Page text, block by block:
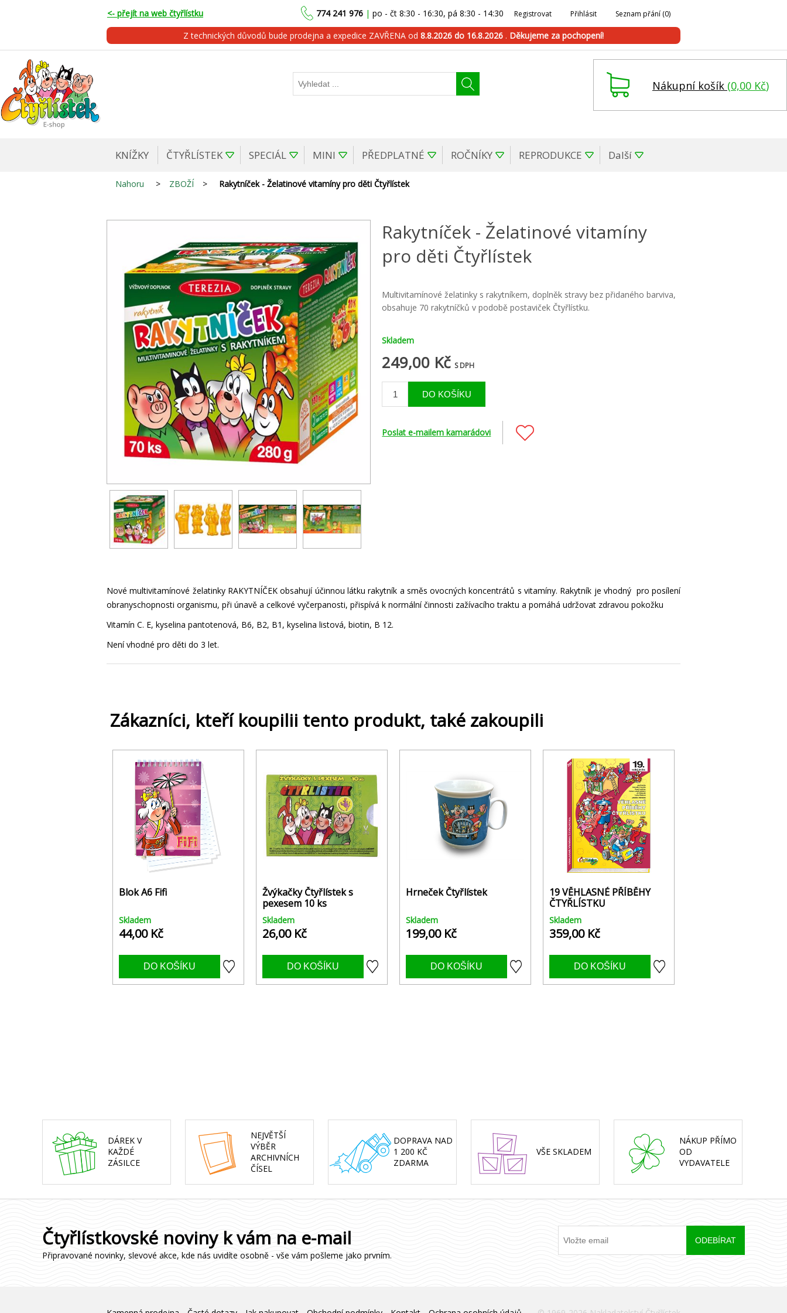
<- přejít na web čtyřlístku 774 241 976 |po - čt 8:30 - 16:30, pá 8:30 - 14:30 Registrovat Přihlásit Seznam přání (0)
Z technických důvodů bude prodejna a expedice ZAVŘENA od 8.8.2026 do 16.8.2026 . Děkujeme za pochopení!
Nákupní košík (0,00 Kč)
KNÍŽKY ČTYŘLÍSTEK SPECIÁL MINI PŘEDPLATNÉ ROČNÍKY REPRODUKCE Další
Nahoru > ZBOŽÍ > Rakytníček - Želatinové vitamíny pro děti Čtyřlístek
Rakytníček - Želatinové vitamíny
pro děti Čtyřlístek
Multivitamínové želatinky s rakytníkem, doplněk stravy bez přidaného barviva,
obsahuje 70 rakytníčků v podobě postaviček Čtyřlístku.
Skladem
249,00 Kč S DPH
Poslat e-mailem kamarádovi
Nové multivitamínové želatinky RAKYTNÍČEK obsahují účinnou látku rakytník a směs ovocných koncentrátů s vitamíny. Rakytník je vhodný pro posílení
obranyschopnosti organismu, při únavě a celkové vyčerpanosti, přispívá k normální činnosti zažívacího traktu a pomáhá udržovat zdravou pokožku
Vitamín C. E, kyselina pantotenová, B6, B2, B1, kyselina listová, biotin, B 12.
Není vhodné pro děti do 3 let.
Zákazníci, kteří koupilii tento produkt, také zakoupili
Blok A6 Fifi
Skladem
44,00 Kč
Žvýkačky Čtyřlístek s
pexesem 10 ks
Skladem
26,00 Kč
Hrneček Čtyřlístek
Skladem
199,00 Kč
19 VĚHLASNÉ PŘÍBĚHY
ČTYŘLÍSTKU
Skladem
359,00 Kč
DÁREK V
KAŽDÉ
ZÁSILCE
NEJVĚTŠÍ
VÝBĚR
ARCHIVNÍCH
ČÍSEL
DOPRAVA NAD
1 200 KČ
ZDARMA
VŠE SKLADEM
NÁKUP PŘÍMO
OD
VYDAVATELE
Čtyřlístkovské noviny k vám na e-mail
Připravované novinky, slevové akce, kde nás uvidíte osobně - vše vám pošleme jako prvním.